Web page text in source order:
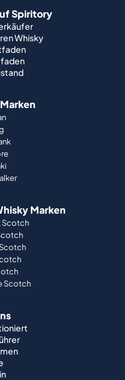
Spiritory
Whisky
Marken
Scotch
Scotch